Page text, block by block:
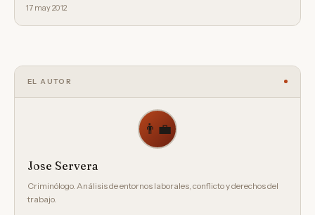
17 may 2012
EL AUTOR
👨‍💼
Jose Servera
Criminólogo. Análisis de entornos laborales, conflicto y derechos del
trabajo.